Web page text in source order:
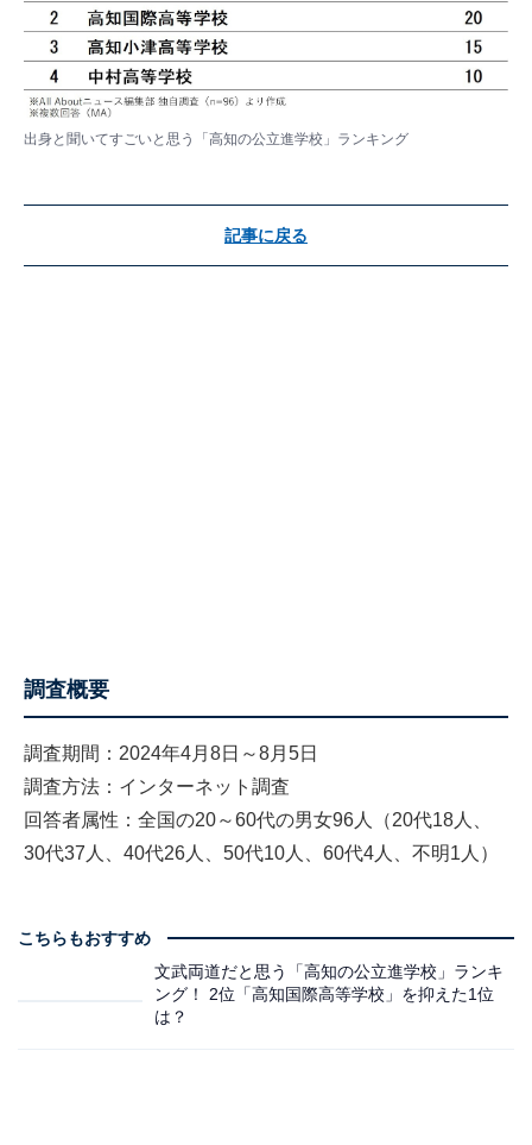
出身と聞いてすごいと思う「高知の公立進学校」ランキング
記事に戻る
調査概要
調査期間：2024年4月8日～8月5日
調査方法：インターネット調査
回答者属性：全国の20～60代の男女96人（20代18人、
30代37人、40代26人、50代10人、60代4人、不明1人）
こちらもおすすめ
文武両道だと思う「高知の公立進学校」ランキ
ング！ 2位「高知国際高等学校」を抑えた1位
は？